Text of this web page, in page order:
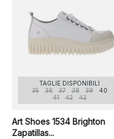
TAGLIE DISPONIBILI
35
36 37 38 39
40
41
42 43
Art Shoes 1534 Brighton
Zapatillas...